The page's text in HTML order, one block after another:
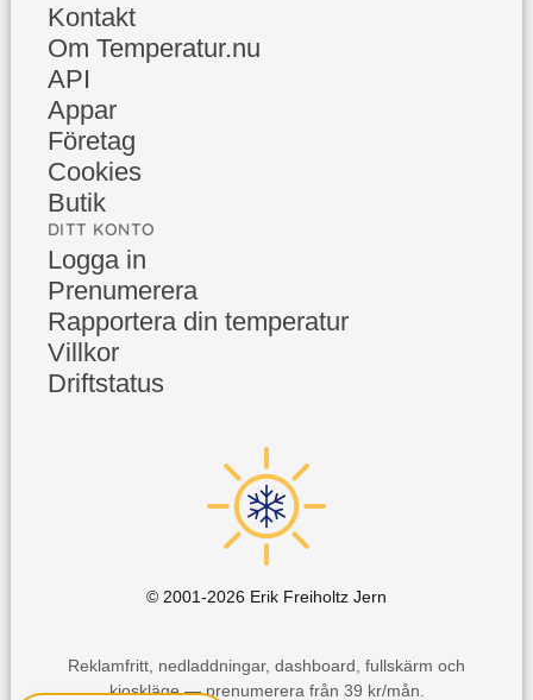
Kontakt
Om Temperatur.nu
API
Appar
Företag
Cookies
Butik
DITT KONTO
Logga in
Prenumerera
Rapportera din temperatur
Villkor
Driftstatus
© 2001-2026 Erik Freiholtz Jern
Reklamfritt, nedladdningar, dashboard, fullskärm och
kioskläge — prenumerera från 39 kr/mån.